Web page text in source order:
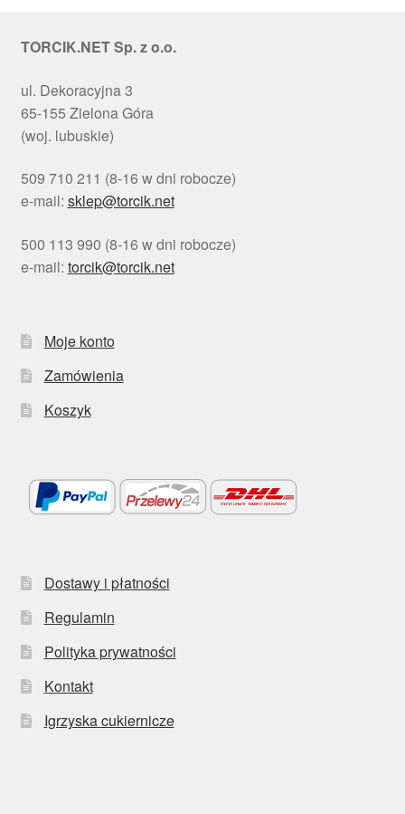
TORCIK.NET Sp. z o.o.
ul. Dekoracyjna 3
65-155 Zielona Góra
(woj. lubuskie)
509 710 211 (8-16 w dni robocze)
e-mail: sklep@torcik.net
500 113 990 (8-16 w dni robocze)
e-mail: torcik@torcik.net
Moje konto
Zamówienia
Koszyk
Dostawy i płatności
Regulamin
Polityka prywatności
Kontakt
Igrzyska cukiernicze